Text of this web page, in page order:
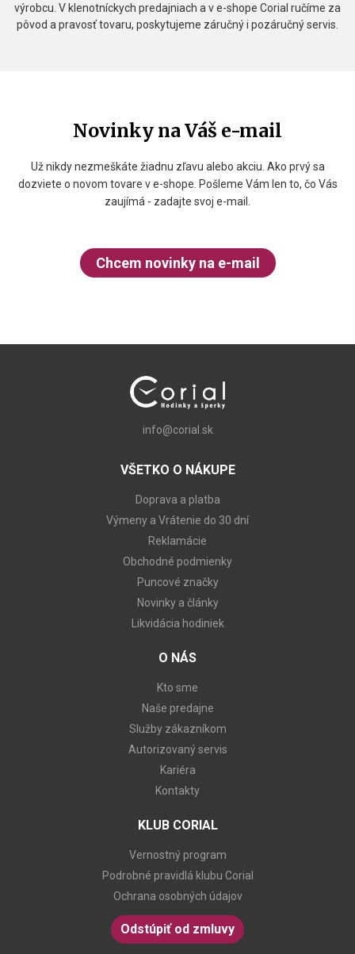
výrobcu. V klenotníckych predajniach a v e-shope Corial ručíme za
pôvod a pravosť tovaru, poskytujeme záručný i pozáručný servis.
Novinky na Váš e-mail
Už nikdy nezmeškáte žiadnu zľavu alebo akciu. Ako prvý sa
dozviete o novom tovare v e-shope. Pošleme Vám len to, čo Vás
zaujímá - zadajte svoj e-mail.
Chcem novinky na e-mail
info@corial.sk
VŠETKO O NÁKUPE
Doprava a platba
Výmeny a Vrátenie do 30 dní
Reklamácie
Obchodné podmienky
Puncové značky
Novinky a články
Likvidácia hodiniek
O NÁS
Kto sme
Naše predajne
Služby zákazníkom
Autorizovaný servis
Kariéra
Kontakty
KLUB CORIAL
Vernostný program
Podrobné pravidlá klubu Corial
Ochrana osobných údajov
Odstúpiť od zmluvy